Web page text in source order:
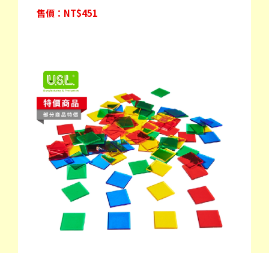
售價：NT$451